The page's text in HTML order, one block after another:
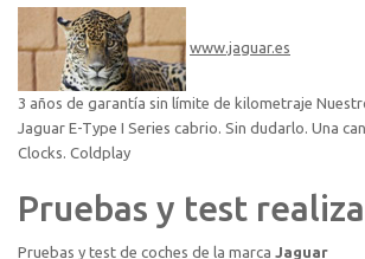
www.jaguar.es
3 años de garantía sin límite de kilometraje
Jaguar E-Type I Series cabrio. Sin dudarlo. Una
Clocks. Coldplay
Pruebas y test
Pruebas y test de coches de la marca Jaguar